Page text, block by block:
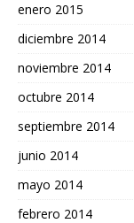
enero 2015
diciembre 2014
noviembre 2014
octubre 2014
septiembre 2014
junio 2014
mayo 2014
febrero 2014